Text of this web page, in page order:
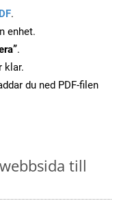
.
enhet.
.
klar.
du ned PDF-filen
till